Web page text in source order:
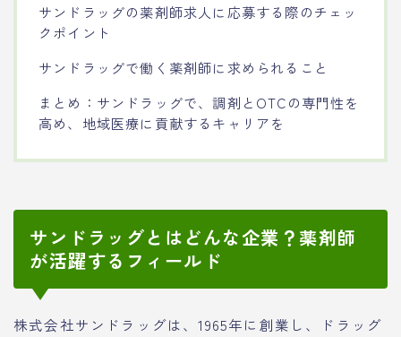
サンドラッグの薬剤師求人に応募する際のチェッ
クポイント
サンドラッグで働く薬剤師に求められること
まとめ：サンドラッグで、調剤とOTCの専門性を
高め、地域医療に貢献するキャリアを
サンドラッグとはどんな企業？薬剤師
が活躍するフィールド
株式会社サンドラッグは、1965年に創業し、ドラッグ